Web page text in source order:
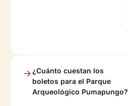
¿Cuánto cuestan los
boletos para el Parque
Arqueológico Pumapungo?